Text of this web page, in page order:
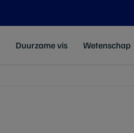
Duurzame vis Wetenschap